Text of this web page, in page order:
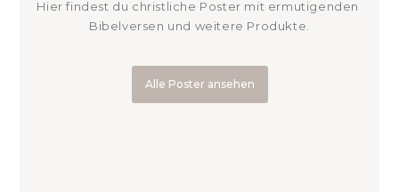
Hier findest du christliche Poster mit ermutigenden
Bibelversen und weitere Produkte.
Alle Poster ansehen